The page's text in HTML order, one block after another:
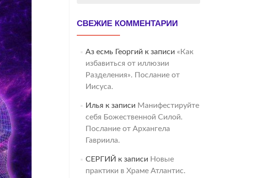
СВЕЖИЕ КОММЕНТАРИИ
Аз есмь Георгий к записи «Как
избавиться от иллюзии
Разделения». Послание от
Иисуса.
Илья к записи Манифестируйте
себя Божественной Силой.
Послание от Архангела
Гавриила.
СЕРГИЙ к записи Новые
практики в Храме Атлантис.